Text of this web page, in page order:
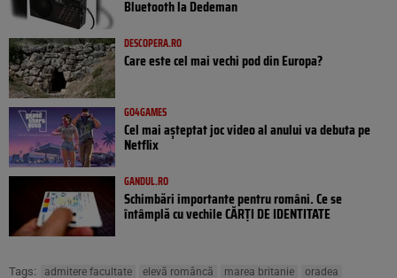
Bluetooth la Dedeman
DESCOPERA.RO
Care este cel mai vechi pod din Europa?
GO4GAMES
Cel mai așteptat joc video al anului va debuta pe
Netflix
GANDUL.RO
Schimbări importante pentru români. Ce se
întâmplă cu vechile CĂRȚI DE IDENTITATE
Tags: admitere facultate elevă româncă marea britanie oradea